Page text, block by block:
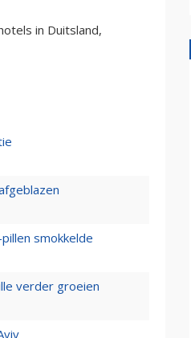
in Duitsland,
smokkelde
verder groeien